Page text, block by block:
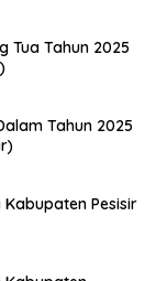
Tua Tahun 2025
Tahun 2025
Pesisir